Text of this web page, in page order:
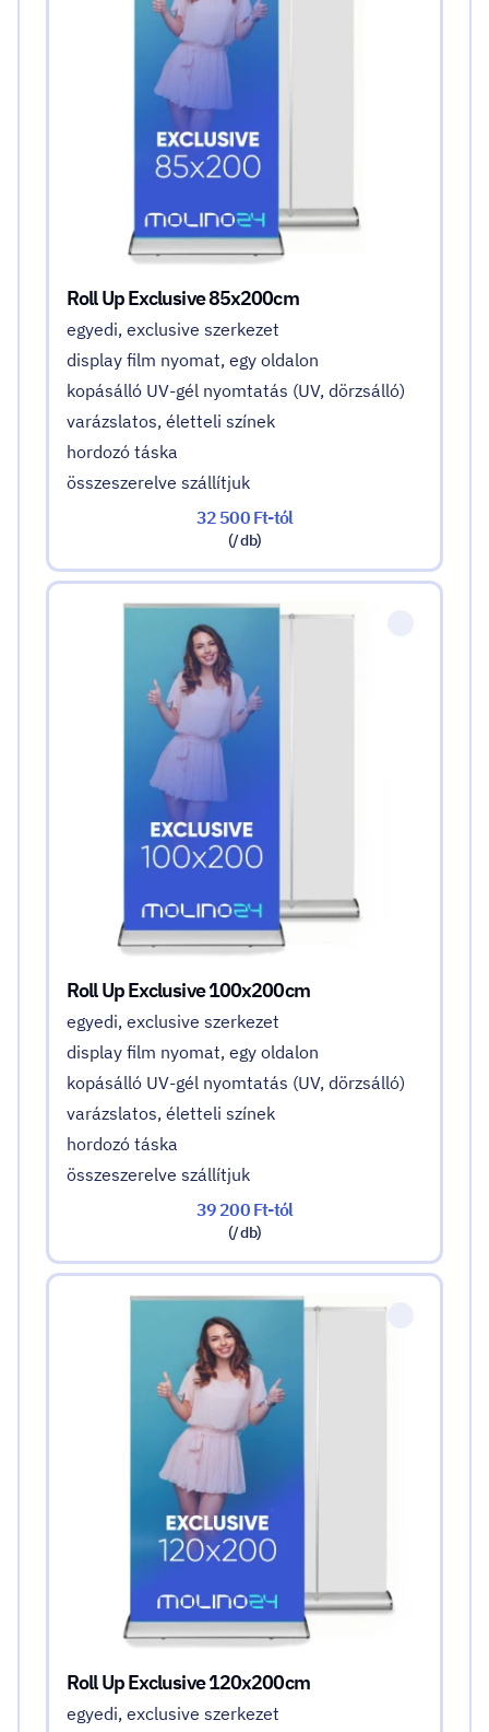
Roll Up Exclusive 85x200cm
egyedi, exclusive szerkezet
display film nyomat, egy oldalon
kopásálló UV-gél nyomtatás (UV, dörzsálló)
varázslatos, életteli színek
hordozó táska
összeszerelve szállítjuk
32 500 Ft-tól
(/ db)
Roll Up Exclusive 100x200cm
egyedi, exclusive szerkezet
display film nyomat, egy oldalon
kopásálló UV-gél nyomtatás (UV, dörzsálló)
varázslatos, életteli színek
hordozó táska
összeszerelve szállítjuk
39 200 Ft-tól
(/ db)
Roll Up Exclusive 120x200cm
egyedi, exclusive szerkezet